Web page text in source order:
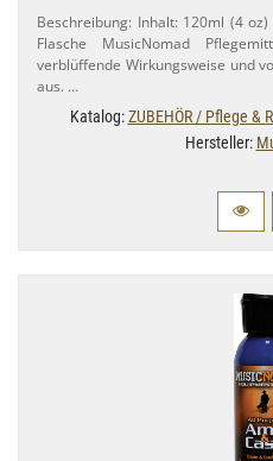
Beschreibung: Inhalt: 120ml (4
Flasche MusicNomad
verblüffende Wirkungsweise und
aus. …
Katalog:ZUBEHÖR / Pflege &
Hersteller: